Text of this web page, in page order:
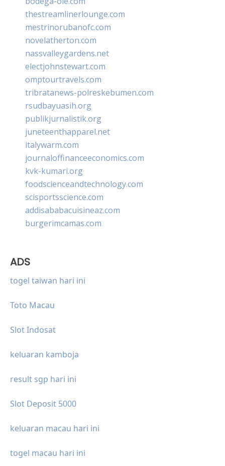
thestreamlinerlounge.com
mestrinorubanofc.com
novelatherton.com
nassvalleygardens.net
electjohnstewart.com
omptourtravels.com
tribratanews-polreskebumen.com
rsudbayuasih.org
publikjurnalistik.org
juneteenthapparel.net
italywarm.com
journaloffinanceeconomics.com
kvk-kumari.org
foodscienceandtechnology.com
scisportsscience.com
addisababacuisineaz.com
burgerimcamas.com
ADS
togel taiwan hari ini
Toto Macau
Slot Indosat
keluaran kamboja
result sgp hari ini
Slot Deposit 5000
keluaran macau hari ini
togel macau hari ini